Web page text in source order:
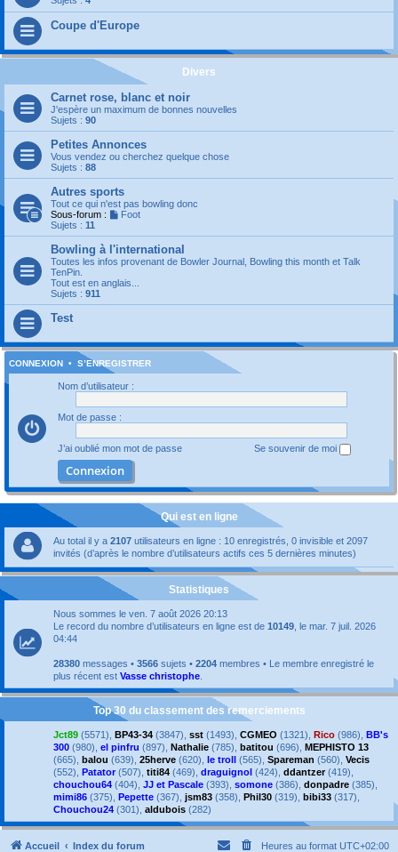
Coupe d'Europe
Divers
Carnet rose, blanc et noir
J'espère un maximum de bonnes nouvelles
Sujets : 90
Petites Annonces
Vous vendez ou cherchez quelque chose
Sujets : 88
Autres sports
Tout ce qui n'est pas bowling donc
Sous-forum :
Foot
Sujets : 11
Bowling à l'international
Toutes les infos provenant de Bowler Journal, Bowling this month et Talk
TenPin.
Tout est en anglais...
Sujets : 911
Test
CONNEXION • S’ENREGISTRER
Nom d’utilisateur :
Mot de passe :
J’ai oublié mon mot de passe Se souvenir de moi
Qui est en ligne
Au total il y a 2107 utilisateurs en ligne : 10 enregistrés, 0 invisible et 2097
invités (d’après le nombre d’utilisateurs actifs ces 5 dernières minutes)
Statistiques
Nous sommes le ven. 7 août 2026 20:13
Le record du nombre d’utilisateurs en ligne est de 10149 , le mar. 7 juil. 2026
04:44
28380 messages • 3566 sujets • 2204 membres • Le membre enregistré le
plus récent est Vasse christophe
Top 30 du classement des remerciements
Jct89 (5571), BP43-34 (3847), sst (1493), CGMEO (1321), Rico (986), BB's
300 (980), el pinfru (897), Nathalie (785), batitou (696), MEPHISTO 13
(665), balou (639), 25herve (620), le troll (565), Spareman (560), Vecis
(552), Patator (507), titi84 (469), draguignol (424), ddantzer(419),
chouchou64 (404), JJ et Pascale (393), somone (386), donpadre (385),
mimi86 (375), Pepette (367), jsm83 (358), Phil30 (319), bibi33 (317),
Chouchou24 (301), aldubois (282)
Accueil Index du forum Heures au format UTC+02:00